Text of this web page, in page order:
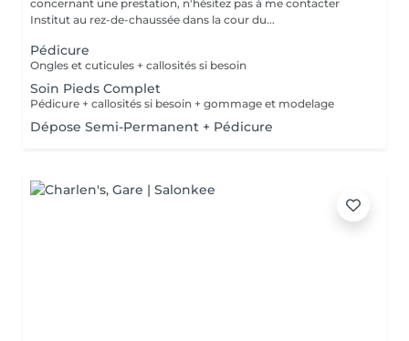
concernant une prestation, n'hésitez pas à me contacter
Institut au rez-de-chaussée dans la cour du...
Pédicure
Ongles et cuticules + callosités si besoin
Soin Pieds Complet
Pédicure + callosités si besoin + gommage et modelage
Dépose Semi-Permanent + Pédicure